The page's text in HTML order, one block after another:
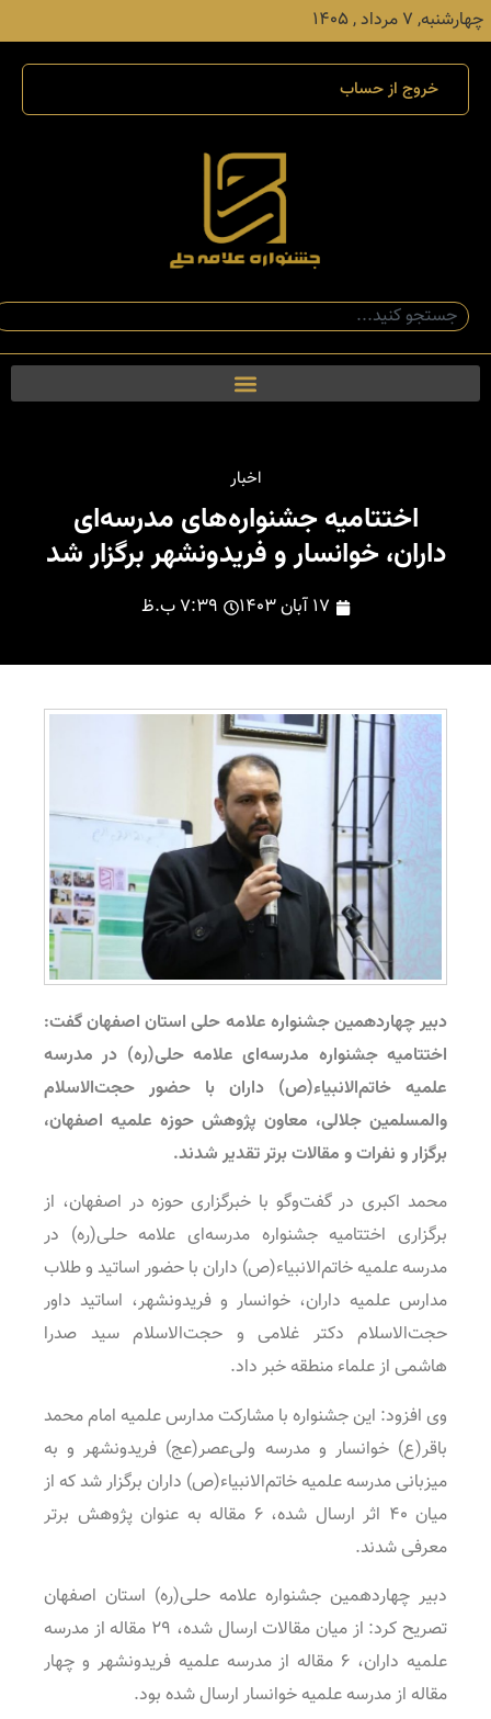
چهارشنبه, ۷ مرداد , ۱۴۰۵
خروج از حساب
اخبار
اختتامیه جشنواره‌های مدرسه‌ای
داران، خوانسار و فریدونشهر برگزار شد
۱۷ آبان ۱۴۰۳ ۷:۳۹ ب.ظ
دبیر چهاردهمین جشنواره علامه حلی استان اصفهان گفت:
اختتامیه جشنواره مدرسه‌ای علامه حلی(ره) در مدرسه
علمیه خاتم‌الانبیاء(ص) داران با حضور حجت‌الاسلام
والمسلمین جلالی، معاون پژوهش حوزه علمیه اصفهان،
برگزار و نفرات و مقالات برتر تقدیر شدند.
محمد اکبری در گفت‌وگو با خبرگزاری حوزه در اصفهان، از
برگزاری اختتامیه جشنواره مدرسه‌ای علامه حلی(ره) در
مدرسه علمیه خاتم‌الانبیاء(ص) داران با حضور اساتید و طلاب
مدارس علمیه داران، خوانسار و فریدونشهر، اساتید داور
حجت‌الاسلام دکتر غلامی و حجت‌الاسلام سید صدرا
هاشمی از علماء منطقه خبر داد.
وی افزود: این جشنواره با مشارکت مدارس علمیه امام محمد
باقر(ع) خوانسار و مدرسه ولی‌عصر(عج) فریدونشهر و به
میزبانی مدرسه علمیه خاتم‌الانبیاء(ص) داران برگزار شد که از
میان ۴۰ اثر ارسال شده، ۶ مقاله به عنوان پژوهش برتر
معرفی شدند.
دبیر چهاردهمین جشنواره علامه حلی(ره) استان اصفهان
تصریح کرد: از میان مقالات ارسال شده، ۲۹ مقاله از مدرسه
علمیه داران، ۶ مقاله از مدرسه علمیه فریدونشهر و چهار
مقاله از مدرسه علمیه خوانسار ارسال شده بود.